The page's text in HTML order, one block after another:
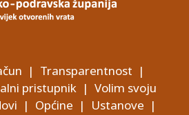
| Transparentnost |
pristupnik| Volim svoju
| Općine | Ustanove |